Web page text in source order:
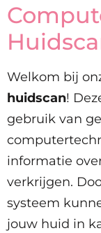
Welkom bij
huidscan!
gebruik van
informatie
verkrijgen.
systeem
jouw huid in